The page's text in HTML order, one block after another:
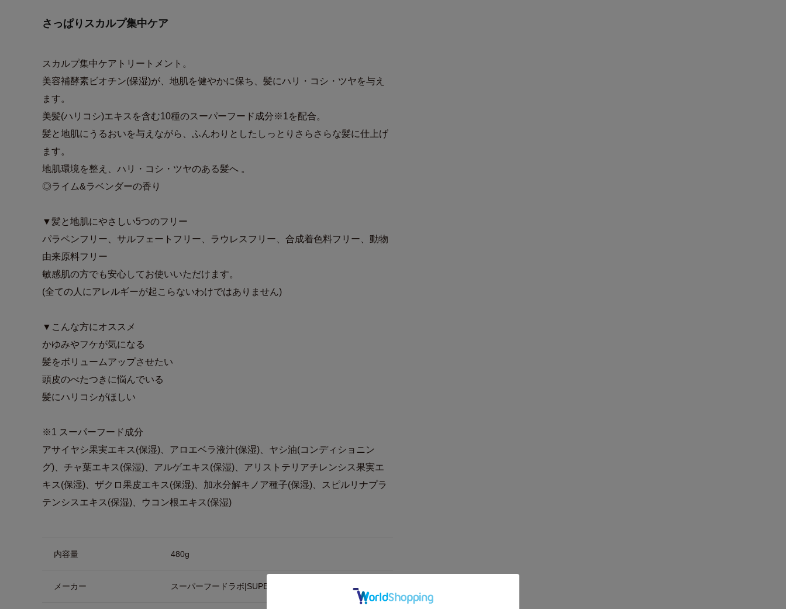
さっぱりスカルプ集中ケア
スカルプ集中ケアトリートメント。
美容補酵素ビオチン(保湿)が、地肌を健やかに保ち、髪にハリ・コシ・ツヤを与え
ます。
美髪(ハリコシ)エキスを含む10種のスーパーフード成分※1を配合。
髪と地肌にうるおいを与えながら、ふんわりとしたしっとりさらさらな髪に仕上げ
ます。
地肌環境を整え、ハリ・コシ・ツヤのある髪へ 。
◎ライム&ラベンダーの香り
▼髪と地肌にやさしい5つのフリー
パラベンフリー、サルフェートフリー、ラウレスフリー、合成着色料フリー、動物
由来原料フリー
敏感肌の方でも安心してお使いいただけます。
(全ての人にアレルギーが起こらないわけではありません)
▼こんな方にオススメ
かゆみやフケが気になる
髪をボリュームアップさせたい
頭皮のべたつきに悩んでいる
髪にハリコシがほしい
※1 スーパーフード成分
アサイヤシ果実エキス(保湿)、アロエベラ液汁(保湿)、ヤシ油(コンディショニン
グ)、チャ葉エキス(保湿)、アルゲエキス(保湿)、アリストテリアチレンシス果実エ
キス(保湿)、ザクロ果皮エキス(保湿)、加水分解キノア種子(保湿)、スピルリナプラ
テンシスエキス(保湿)、ウコン根エキス(保湿)
内容量 480g
メーカー スーパーフードラボ|SUPERFOOD LAB